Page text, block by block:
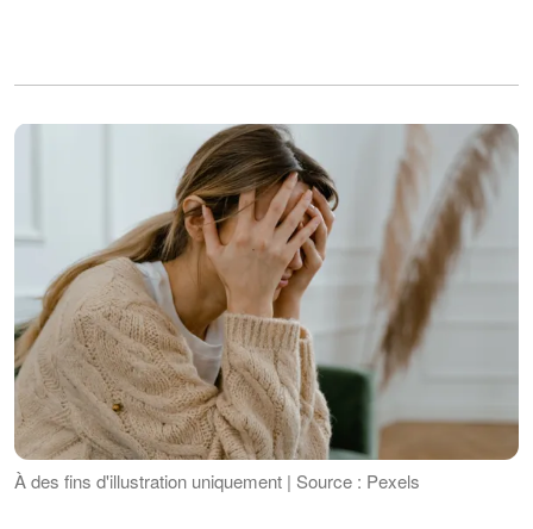
À des fins d'illustration uniquement | Source : Pexels